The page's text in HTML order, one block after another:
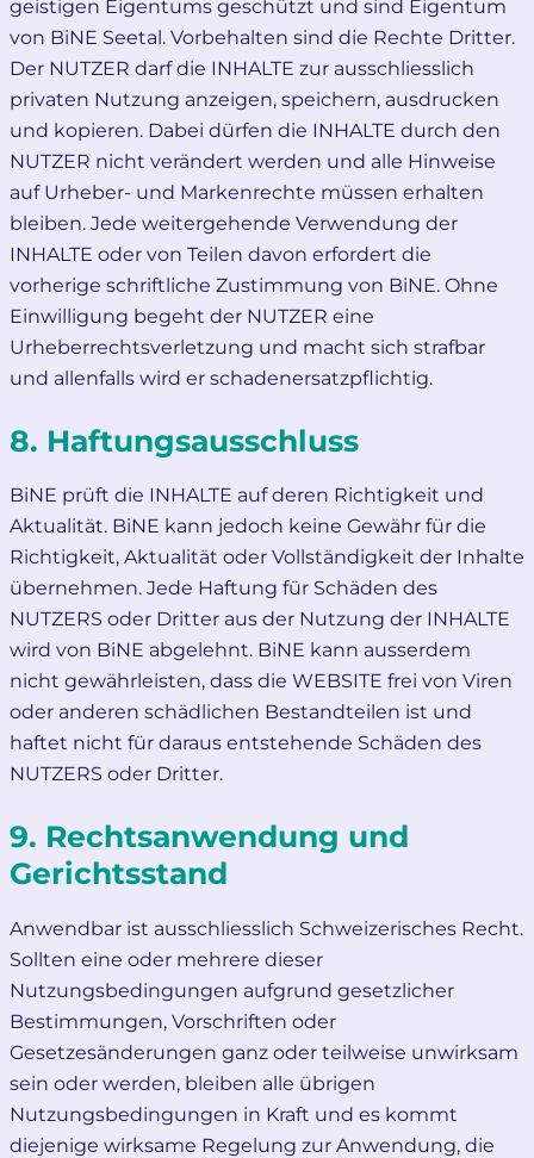
geistigen Eigentums geschützt und sind Eigentum
von BiNE Seetal. Vorbehalten sind die Rechte Dritter.
Der NUTZER darf die INHALTE zur ausschliesslich
privaten Nutzung anzeigen, speichern, ausdrucken
und kopieren. Dabei dürfen die INHALTE durch den
NUTZER nicht verändert werden und alle Hinweise
auf Urheber- und Markenrechte müssen erhalten
bleiben. Jede weitergehende Verwendung der
INHALTE oder von Teilen davon erfordert die
vorherige schriftliche Zustimmung von BiNE. Ohne
Einwilligung begeht der NUTZER eine
Urheberrechtsverletzung und macht sich strafbar
und allenfalls wird er schadenersatzpflichtig.
8. Haftungsausschluss
BiNE prüft die INHALTE auf deren Richtigkeit und
Aktualität. BiNE kann jedoch keine Gewähr für die
Richtigkeit, Aktualität oder Vollständigkeit der Inhalte
übernehmen. Jede Haftung für Schäden des
NUTZERS oder Dritter aus der Nutzung der INHALTE
wird von BiNE abgelehnt. BiNE kann ausserdem
nicht gewährleisten, dass die WEBSITE frei von Viren
oder anderen schädlichen Bestandteilen ist und
haftet nicht für daraus entstehende Schäden des
NUTZERS oder Dritter.
9. Rechtsanwendung und
Gerichtsstand
Anwendbar ist ausschliesslich Schweizerisches Recht.
Sollten eine oder mehrere dieser
Nutzungsbedingungen aufgrund gesetzlicher
Bestimmungen, Vorschriften oder
Gesetzesänderungen ganz oder teilweise unwirksam
sein oder werden, bleiben alle übrigen
Nutzungsbedingungen in Kraft und es kommt
diejenige wirksame Regelung zur Anwendung, die